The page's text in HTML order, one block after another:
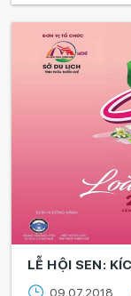
LỄ HỘI SEN:
09.07.2018